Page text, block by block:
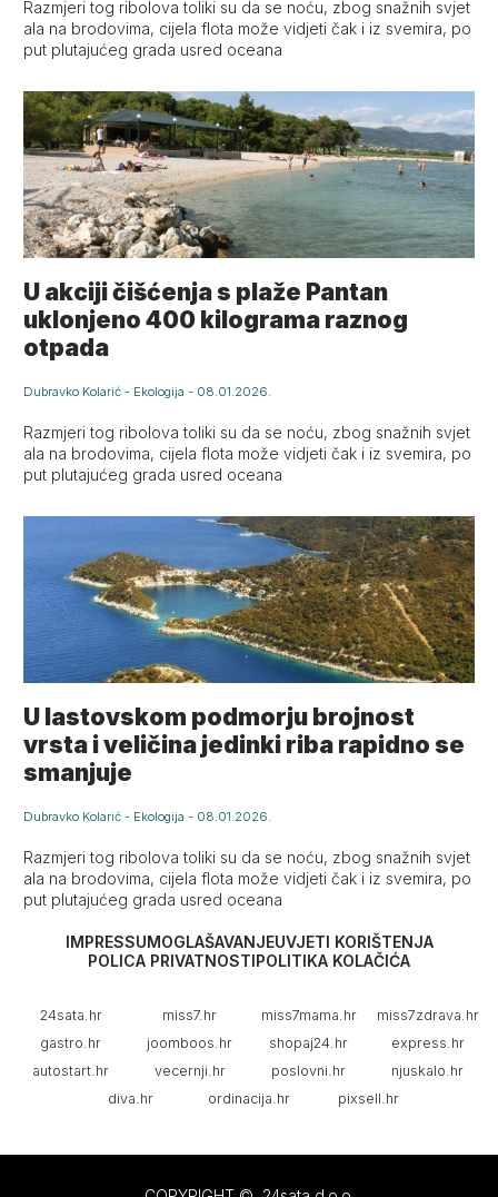
Razmjeri tog ribolova toliki su da se noću, zbog snažnih svjet
ala na brodovima, cijela flota može vidjeti čak i iz svemira, po
put plutajućeg grada usred oceana
U akciji čišćenja s plaže Pantan
uklonjeno 400 kilograma raznog
otpada
Dubravko Kolarić - Ekologija - 08.01.2026.
Razmjeri tog ribolova toliki su da se noću, zbog snažnih svjet
ala na brodovima, cijela flota može vidjeti čak i iz svemira, po
put plutajućeg grada usred oceana
U lastovskom podmorju brojnost
vrsta i veličina jedinki riba rapidno se
smanjuje
Dubravko Kolarić - Ekologija - 08.01.2026.
Razmjeri tog ribolova toliki su da se noću, zbog snažnih svjet
ala na brodovima, cijela flota može vidjeti čak i iz svemira, po
put plutajućeg grada usred oceana
IMPRESSUMOGLAŠAVANJEUVJETI KORIŠTENJA
POLICA PRIVATNOSTIPOLITIKA KOLAČIĆA
24sata.hr miss7.hr miss7mama.hr
miss7zdrava.hr
gastro.hr
joomboos.hr shopaj24.hr
express.hr
autostart.hr
vecernji.hr poslovni.hr
njuskalo.hr
diva.hr
ordinacija.hr pixsell.hr